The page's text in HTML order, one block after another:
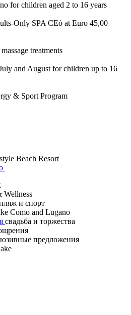
for children aged 2 to 16 years
Only SPA CEò at Euro 45,00
treatments
and August for children up to 16
& Sport Program
Beach Resort
Wellness
и спорт
Como and Lugano
свадьба и торжества
предложения